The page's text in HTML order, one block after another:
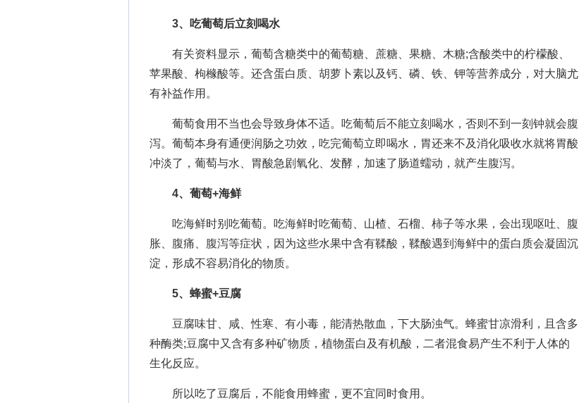
3、吃葡萄后立刻喝水
有关资料显示，葡萄含糖类中的葡萄糖、蔗糖、果糖、木糖;含酸类中的柠檬酸、
苹果酸、枸橼酸等。还含蛋白质、胡萝卜素以及钙、磷、铁、钾等营养成分，对大脑尤
有补益作用。
葡萄食用不当也会导致身体不适。吃葡萄后不能立刻喝水，否则不到一刻钟就会腹
泻。葡萄本身有通便润肠之功效，吃完葡萄立即喝水，胃还来不及消化吸收水就将胃酸
冲淡了，葡萄与水、胃酸急剧氧化、发酵，加速了肠道蠕动，就产生腹泻。
4、葡萄+海鲜
吃海鲜时别吃葡萄。吃海鲜时吃葡萄、山楂、石榴、柿子等水果，会出现呕吐、腹
胀、腹痛、腹泻等症状，因为这些水果中含有鞣酸，鞣酸遇到海鲜中的蛋白质会凝固沉
淀，形成不容易消化的物质。
5、蜂蜜+豆腐
豆腐味甘、咸、性寒、有小毒，能清热散血，下大肠浊气。蜂蜜甘凉滑利，且含多
种酶类;豆腐中又含有多种矿物质，植物蛋白及有机酸，二者混食易产生不利于人体的
生化反应。
所以吃了豆腐后，不能食用蜂蜜，更不宜同时食用。